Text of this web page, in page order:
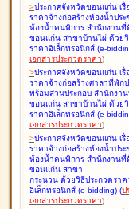
>ประกาศจังหวัดขอนแก่น เรื่
ราคาจ้างก่อสร้างห้องน้ำปร
ห้องน้ำคนพิการ สำนักงานที่
ขอนแก่น สาขาบ้านไผ่ ด้วยวิ
ราคาอิเล็กทรอนิกส์ (e-
เอกสารประกวดราคา)
>ประกาศจังหวัดขอนแก่น เรื่
ราคาจ้างก่อสร้างศาลาที่พัก
พร้อมส่วนประกอบ สำนักงา
ขอนแก่น สาขาบ้านไผ่ ด้วยวิ
ราคาอิเล็กทรอนิกส์ (e-
เอกสารประกวดราคา)
>ประกาศจังหวัดขอนแก่น เรื่
ราคาจ้างก่อสร้างห้องน้ำปร
ห้องน้ำคนพิการ สำนักงานที่
ขอนแก่น สาขา
กระนวน ด้วยวิธีประกวดราค
อิเล็กทรอนิกส์ (e-bidding) (ป
เอกสารประกวดราคา)